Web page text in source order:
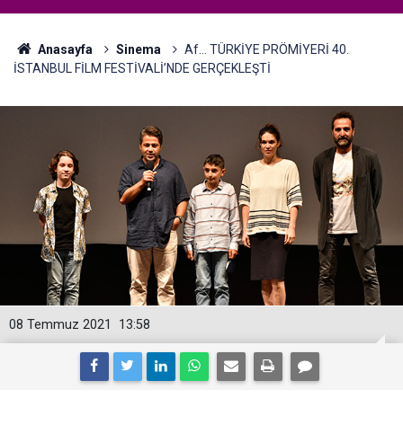
Anasayfa Sinema
Af... TÜRKİYE PRÖMİYERİ 40.
İSTANBUL FİLM FESTİVALİ’NDE GERÇEKLEŞTİ
13:58
08 Temmuz 2021